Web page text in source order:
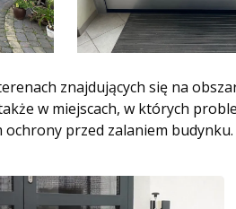
znajdujących się na
w miejscach, w których
ochrony przed zalaniem budynku.